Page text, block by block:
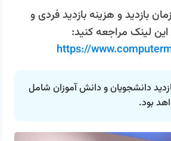
بازدید و هزینه بازدید فردی و
لینک مراجعه کنید:
https://
دانشجویان و دانش آموزان شامل